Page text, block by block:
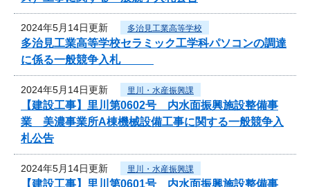
2024年5月14日更新 多治見工業高等学校
多治見工業高等学校セラミック工学科パソコンの調達
に係る一般競争入札
2024年5月14日更新 里川・水産振興課
【建設工事】里川第0602号 内水面振興施設整備事
業 美濃事業所A棟機械設備工事に関する一般競争入
札公告
2024年5月14日更新 里川・水産振興課
【建設工事】里川第0601号 内水面振興施設整備事